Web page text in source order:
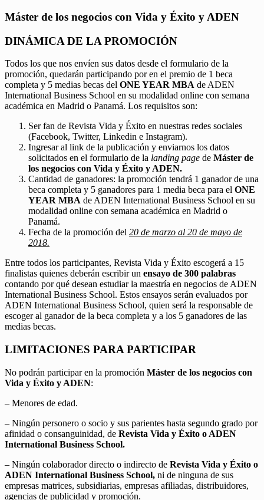
Máster de los negocios con Vida y Éxito y ADEN
DINÁMICA DE LA PROMOCIÓN
Todos los que nos envíen sus datos desde el formulario de la
promoción, quedarán participando por en el premio de 1 beca
completa y 5 medias becas del ONE YEAR MBA de ADEN
International Business School en su modalidad online con semana
académica en Madrid o Panamá. Los requisitos son:
Ser fan de Revista Vida y Éxito en nuestras redes sociales
(Facebook, Twitter, Linkedin e Instagram).
Ingresar al link de la publicación y enviarnos los datos
solicitados en el formulario de la landing page de Máster de
los negocios con Vida y Éxito y ADEN.
Cantidad de ganadores: la promoción tendrá 1 ganador de una
beca completa y 5 ganadores para 1 media beca para el ONE
YEAR MBA de ADEN International Business School en su
modalidad online con semana académica en Madrid o
Panamá.
Fecha de la promoción del 20 de marzo al 20 de mayo de
2018.
Entre todos los participantes, Revista Vida y Éxito escogerá a 15
finalistas quienes deberán escribir un ensayo de 300 palabras
contando por qué desean estudiar la maestría en negocios de ADEN
International Business School. Estos ensayos serán evaluados por
ADEN International Business School, quien será la responsable de
escoger al ganador de la beca completa y a los 5 ganadores de las
medias becas.
LIMITACIONES PARA PARTICIPAR
No podrán participar en la promoción Máster de los negocios con
Vida y Éxito y ADEN:
– Menores de edad.
– Ningún personero o socio y sus parientes hasta segundo grado por
afinidad o consanguinidad, de Revista Vida y Éxito o ADEN
International Business School.
– Ningún colaborador directo o indirecto de Revista Vida y Éxito o
ADEN International Business School, ni de ninguna de sus
empresas matrices, subsidiarias, empresas afiliadas, distribuidores,
agencias de publicidad y promoción.